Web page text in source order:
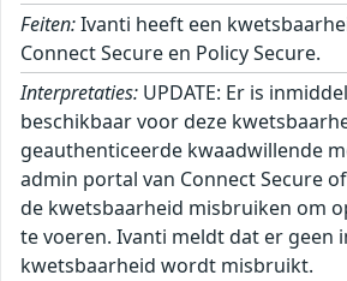
Feiten:Ivanti heeft een
Connect Secure en Policy Secure.
Interpretaties: UPDATE: Er is
beschikbaar voor deze
geauthenticeerde kwaadwillende
admin portal van Connect Secure
de kwetsbaarheid misbruiken om
te voeren. Ivanti meldt dat er geen
kwetsbaarheid wordt misbruikt.